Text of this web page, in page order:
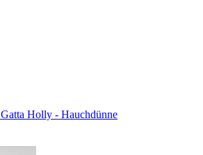
Gatta Holly - Hauchdünne